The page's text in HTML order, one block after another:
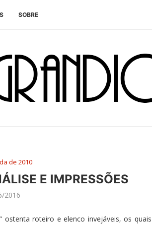
SOBRE
de 2010
E IMPRESSÕES
2016
ostenta roteiro e elenco invejáveis, os quais